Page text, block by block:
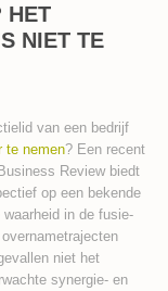
HET
NIET TE
van een bedrijf
te nemen? Een recent
Review biedt
op een bekende
in de fusie-
niet het
synergie- en